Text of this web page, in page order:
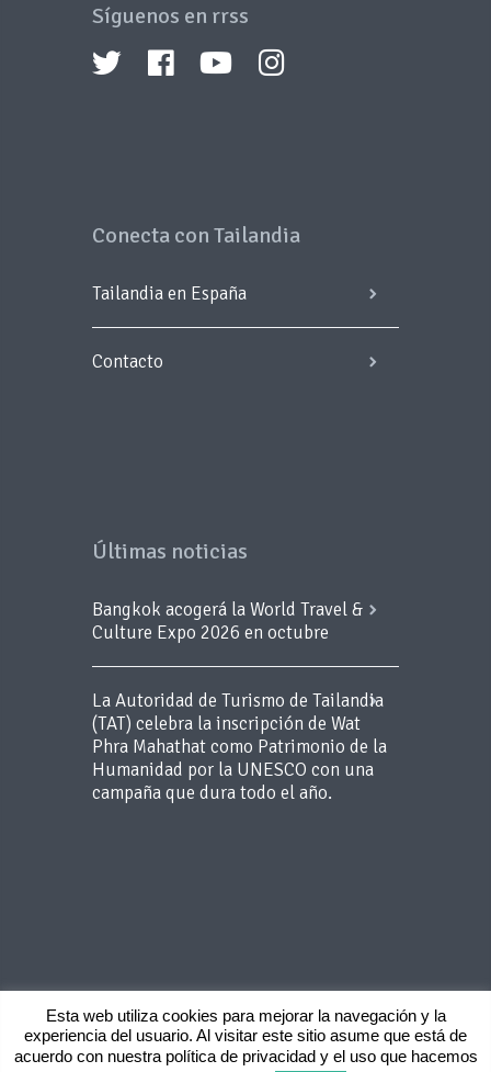
Síguenos en rrss
Conecta con Tailandia
Tailandia en España
Contacto
Últimas noticias
Bangkok acogerá la World Travel &
Culture Expo 2026 en octubre
La Autoridad de Turismo de Tailandia
(TAT) celebra la inscripción de Wat
Phra Mahathat como Patrimonio de la
Humanidad por la UNESCO con una
campaña que dura todo el año.
Copyright 2015 BLUEROOM - Todos los
derechos reservados -Aviso Legal -Politica
Esta web utiliza cookies para mejorar la navegación y la
experiencia del usuario. Al visitar este sitio asume que está de
acuerdo con nuestra política de privacidad y el uso que hacemos